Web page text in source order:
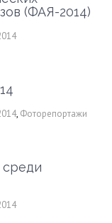
(ФАЯ-2014)
, Фоторепортажи
среди